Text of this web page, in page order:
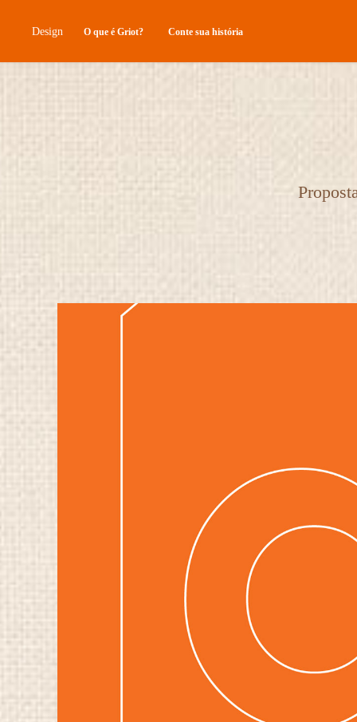
Design O que é Griot? Conte sua história